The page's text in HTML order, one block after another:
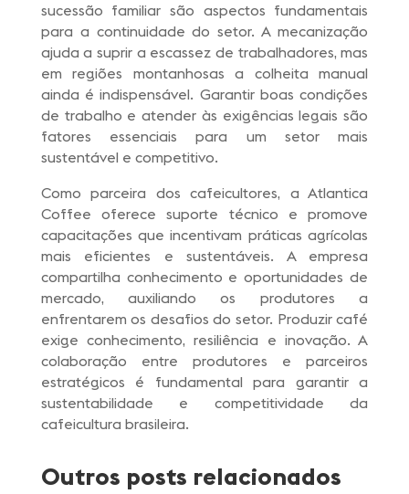
sucessão familiar são aspectos fundamentais
para a continuidade do setor. A mecanização
ajuda a suprir a escassez de trabalhadores, mas
em regiões montanhosas a colheita manual
ainda é indispensável. Garantir boas condições
de trabalho e atender às exigências legais são
fatores essenciais para um setor mais
sustentável e competitivo.
Como parceira dos cafeicultores, a Atlantica
Coffee oferece suporte técnico e promove
capacitações que incentivam práticas agrícolas
mais eficientes e sustentáveis. A empresa
compartilha conhecimento e oportunidades de
mercado, auxiliando os produtores a
enfrentarem os desafios do setor. Produzir café
exige conhecimento, resiliência e inovação. A
colaboração entre produtores e parceiros
estratégicos é fundamental para garantir a
sustentabilidade e competitividade da
cafeicultura brasileira.
Outros posts relacionados